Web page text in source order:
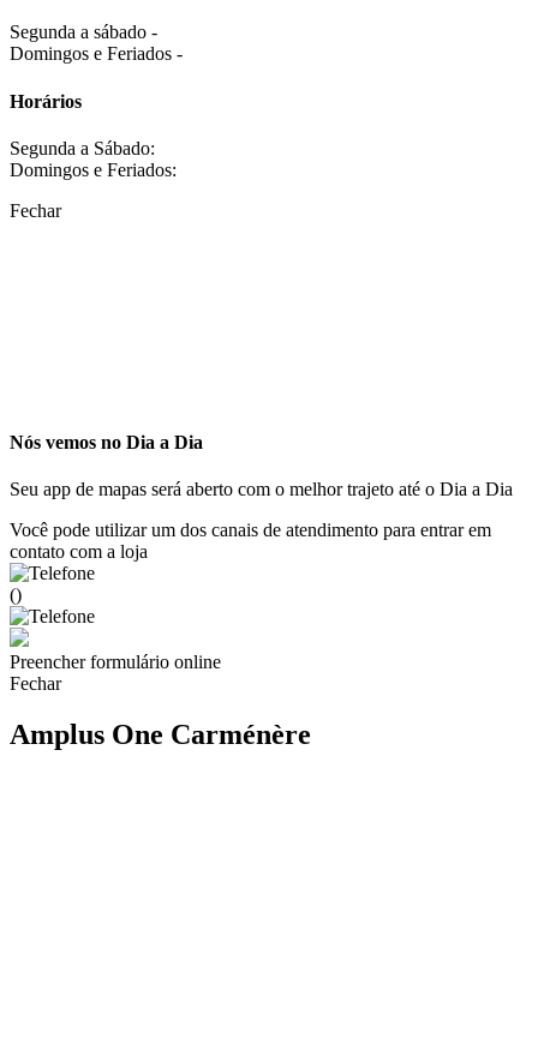
Segunda a sábado -
Domingos e Feriados -
Horários
Segunda a Sábado:
Domingos e Feriados:
Fechar
Nós vemos no Dia a Dia
Seu app de mapas será aberto com o melhor trajeto até o Dia a Dia
Você pode utilizar um dos canais de atendimento para entrar em
contato com a loja
()
Preencher formulário online
Fechar
Amplus One Carménère